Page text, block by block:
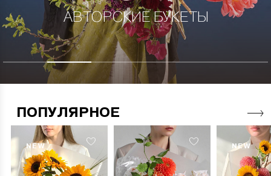
АВТОРСКИЕ БУКЕТЫ
ПОПУЛЯРНОЕ
NEW NEW